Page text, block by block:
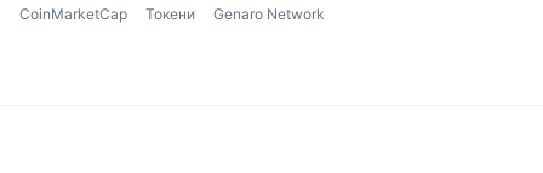
CoinMarketCap Токени Genaro Network